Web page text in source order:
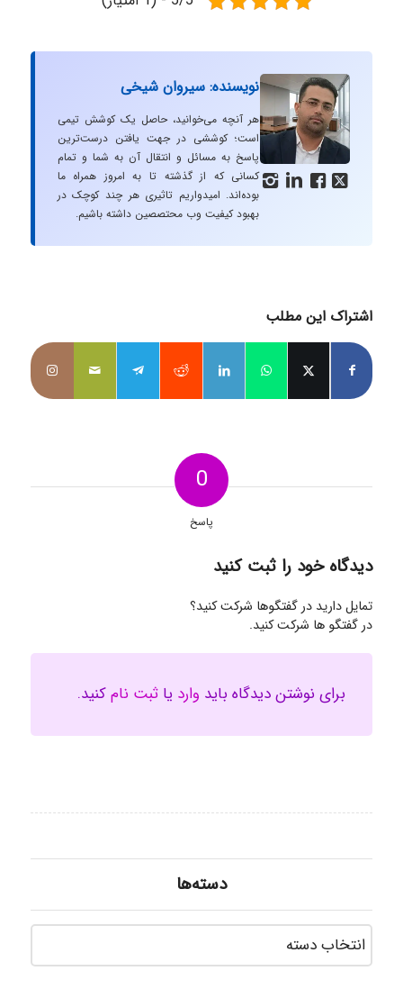
   
نویسنده: سیروان شیخی
هر آنچه می‌خوانید، حاصل یک کوشش تیمی
است؛ کوششی در جهت یافتن درست‌ترین
پاسخ به مسائل و انتقال آن به شما و تمام
کسانی که از گذشته تا به امروز همراه ما
بوده‌اند. امیدواریم تاثیری هر چند کوچک در
بهبود کیفیت وب محتصصین داشته باشیم.
اشتراک این مطلب
0
پاسخ
دیدگاه خود را ثبت کنید
تمایل دارید در گفتگوها شرکت کنید؟
در گفتگو ها شرکت کنید.
برای نوشتن دیدگاه باید وارد یا ثبت نامکنید.
دسته‌ها